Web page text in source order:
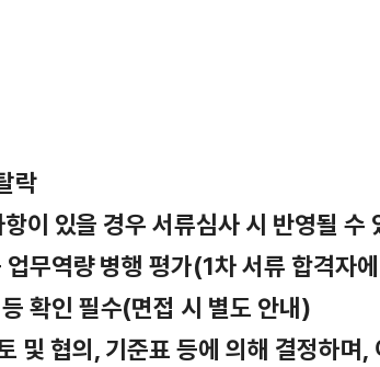
락
이 있을 경우 서류심사 시 반영될 수
무역량 병행 평가(1차 서류 합격자
확인 필수(면접 시 별도 안내)
및 협의, 기준표 등에 의해 결정하며